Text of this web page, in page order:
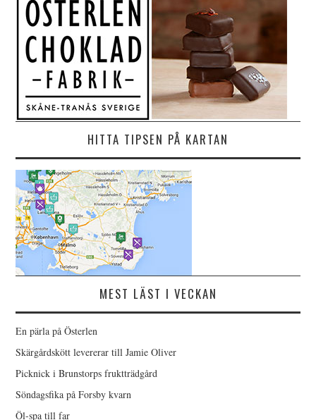
HITTA TIPSEN PÅ KARTAN
MEST LÄST I VECKAN
En pärla på Österlen
Skärgårdskött levererar till Jamie Oliver
Picknick i Brunstorps fruktträdgård
Söndagsfika på Forsby kvarn
Öl-spa till far